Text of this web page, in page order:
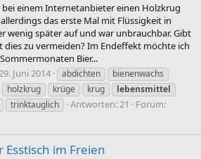
bei einem Internetanbieter einen Holzkrug
das erste Mal mit Flüssigkeit in
wenig später auf und war unbrauchbar. Gibt
dies zu vermeiden? Im Endeffekt möchte ich
Bier...
Juni 2014 abdichten
bienenwachs
holzkrug krüge krug
lebensmittel
trinktauglich Antworten: 21
Forum:
im Freien